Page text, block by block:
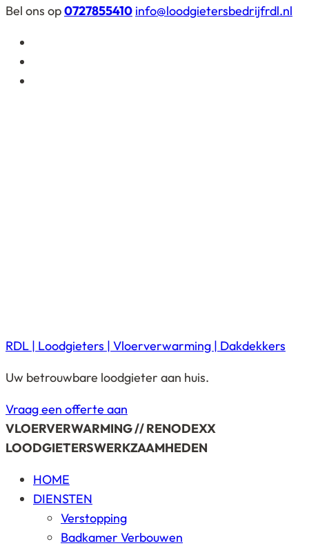
Bel ons op0727855410 info@loodgietersbedrijfrdl.nl
RDL | Loodgieters | Vloerverwarming | Dakdekkers
Uw betrouwbare loodgieter aan huis.
Vraag een offerte aan
VLOERVERWARMING // RENODEXX
LOODGIETERSWERKZAAMHEDEN
HOME
DIENSTEN
Verstopping
Badkamer Verbouwen